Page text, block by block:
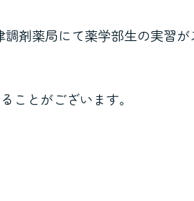
剤薬局にて薬学部生の実習が
ことがございます。